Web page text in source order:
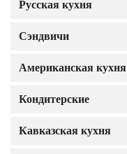
Русская кухня
Сэндвичи
Американская кухня
Кондитерские
Кавказская кухня